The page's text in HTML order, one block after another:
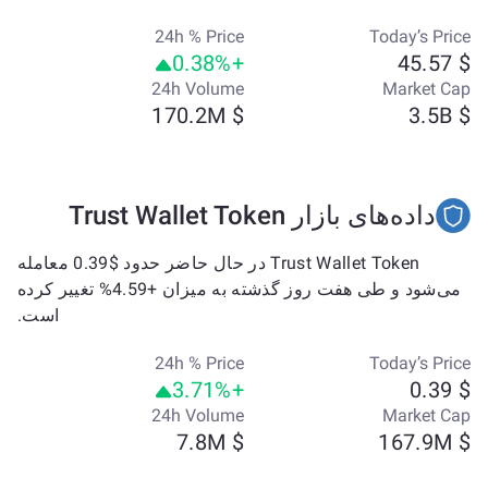
Today’s Price
$ 45.57
24h % Price
+0.38%
Market Cap
$ 3.5B
24h Volume
$ 170.2M
داده‌های بازار Trust Wallet Token
Trust Wallet Token در حال حاضر حدود $0.39 معامله
می‌شود و طی هفت روز گذشته به میزان +4.59% تغییر کرده
است.
Today’s Price
$ 0.39
24h % Price
+3.71%
Market Cap
$ 167.9M
24h Volume
$ 7.8M